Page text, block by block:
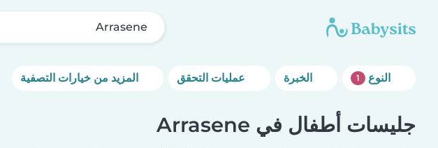
Arrasene
1 المزيد من خيارات التصفية
جليسات أطفال في Arrasene